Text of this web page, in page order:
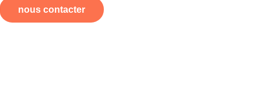
nous contacter